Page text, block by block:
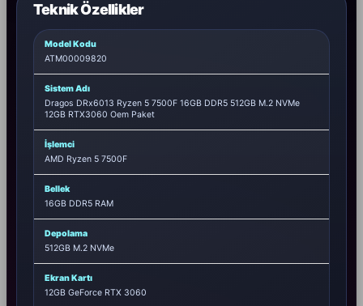
Teknik Özellikler
Model Kodu
ATM00009820
Sistem Adı
Dragos DRx6013 Ryzen 5 7500F 16GB DDR5 512GB M.2 NVMe
12GB RTX3060 Oem Paket
İşlemci
AMD Ryzen 5 7500F
Bellek
16GB DDR5 RAM
Depolama
512GB M.2 NVMe
Ekran Kartı
12GB GeForce RTX 3060